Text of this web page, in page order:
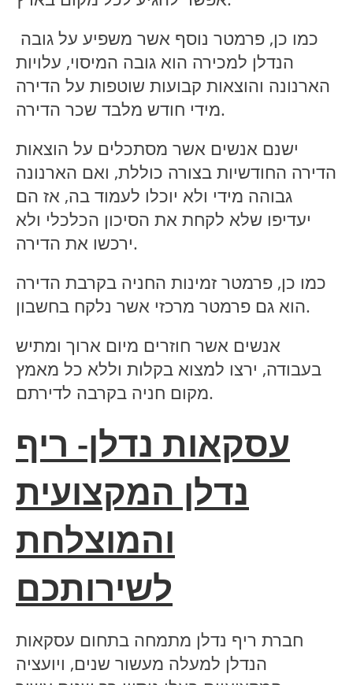
הנדלן למכירה הוא גובה המיסוי, עלויות
הארנונה והוצאות קבועות שוטפות על הדירה
מידי חודש מלבד שכר הדירה.
ישנם אנשים אשר מסתכלים על הוצאות
הדירה החודשיות בצורה כוללת, ואם הארנונה
גבוהה מידי ולא יוכלו לעמוד בה, אז הם
יעדיפו שלא לקחת את הסיכון הכלכלי ולא
ירכשו את הדירה.
כמו כן, פרמטר זמינות החניה בקרבת הדירה
הוא גם פרמטר מרכזי אשר נלקח בחשבון.
אנשים אשר חוזרים מיום ארוך ומתיש
בעבודה, ירצו למצוא בקלות וללא כל מאמץ
מקום חניה בקרבה לדירתם.
עסקאות נדלן- ריף
נדלן המקצועית
והמוצלחת
לשירותכם
חברת ריף נדלן מתמחה בתחום עסקאות
הנדלן למעלה מעשור שנים, ויועציה